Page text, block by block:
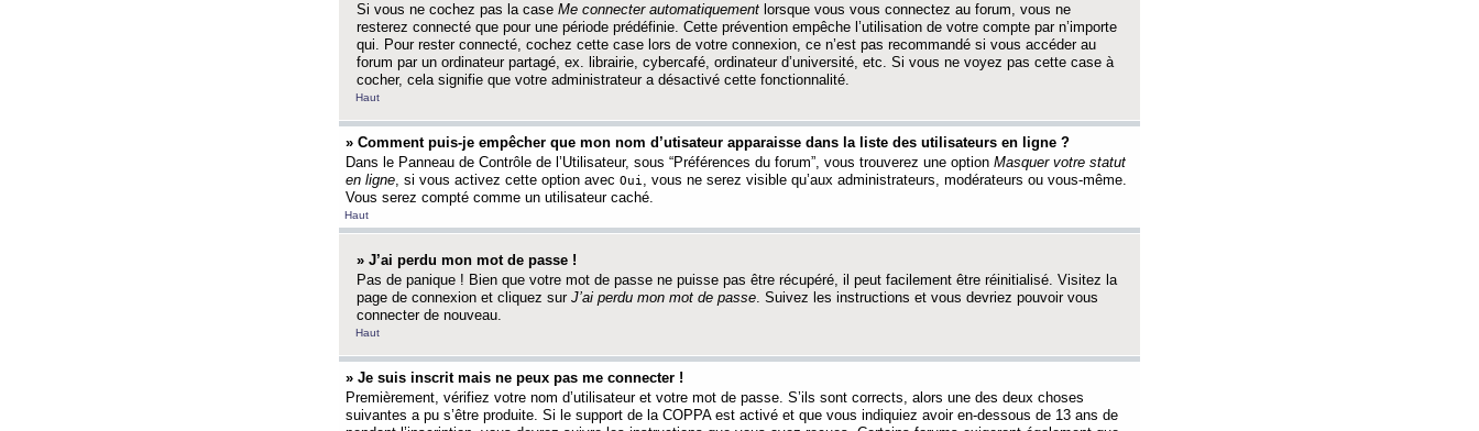
Si vous ne cochez pas la case Me connecter automatiquement lorsque vous vous connectez au forum, vous ne
resterez connecté que pour une période prédéfinie. Cette prévention empêche l’utilisation de votre compte par n’importe
qui. Pour rester connecté, cochez cette case lors de votre connexion, ce n’est pas recommandé si vous accéder au
forum par un ordinateur partagé, ex. librairie, cybercafé, ordinateur d’université, etc. Si vous ne voyez pas cette case à
cocher, cela signifie que votre administrateur a désactivé cette fonctionnalité.
Haut
» Comment puis-je empêcher que mon nom d’utisateur apparaisse dans la liste des utilisateurs en ligne ?
Dans le Panneau de Contrôle de l’Utilisateur, sous “Préférences du forum”, vous trouverez une option Masquer votre statut
en ligne, si vous activez cette option avec Oui , vous ne serez visible qu’aux administrateurs, modérateurs ou vous-même.
Vous serez compté comme un utilisateur caché.
Haut
» J’ai perdu mon mot de passe !
Pas de panique ! Bien que votre mot de passe ne puisse pas être récupéré, il peut facilement être réinitialisé. Visitez la
page de connexion et cliquez sur J’ai perdu mon mot de passe. Suivez les instructions et vous devriez pouvoir vous
connecter de nouveau.
Haut
» Je suis inscrit mais ne peux pas me connecter !
Premièrement, vérifiez votre nom d’utilisateur et votre mot de passe. S’ils sont corrects, alors une des deux choses
suivantes a pu s’être produite. Si le support de la COPPA est activé et que vous indiquiez avoir en-dessous de 13 ans de